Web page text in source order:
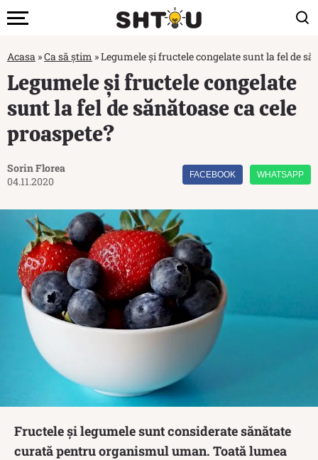
Acasa »Ca să știm »Legumele și fructele congelate sunt la fel de
Legumele și fructele congelate
sunt la fel de sănătoase ca cele
proaspete?
Sorin Florea
04.11.2020
FACEBOOK WHATSAPP
Fructele și legumele sunt considerate sănătate
curată pentru organismul uman. Toată lumea